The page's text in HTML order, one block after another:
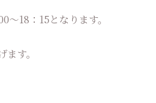
～18 ：15となります。
す。